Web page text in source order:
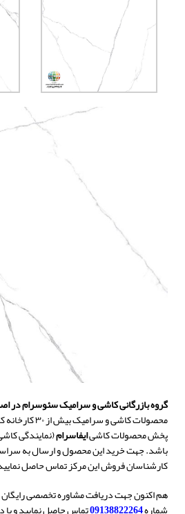
گروه بازرگانی کاشی و سرامیک سئوسرام در
محصولات کاشی و
پخش محصولات کاشیایفاسرام(نمایندگی
باشد. جهت خرید این محصول و ارسال به
کارشناسان فروش این مرکز تماس حاصل
هم اکنون جهت دریافت مشاوره تخصصی
شماره09138822264تماس حاصل نمایید و یا